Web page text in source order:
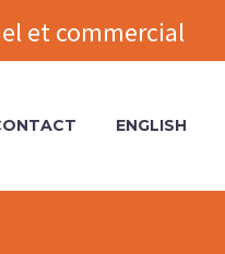
et commercial
ENGLISH